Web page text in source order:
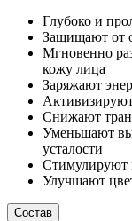
Глубоко и
Защищают от
Мгновенно
кожу лица
Заряжают
Снижают
Уменьшают
усталости
Стимулируют
Улучшают
Состав